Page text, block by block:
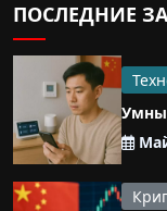
ПОСЛЕДНИЕ